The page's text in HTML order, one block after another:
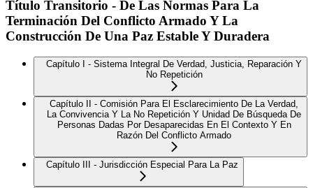
Título Transitorio - De Las Normas Para La
Terminación Del Conflicto Armado Y La
Construcción De Una Paz Estable Y Duradera
Capítulo I - Sistema Integral De Verdad, Justicia, Reparación Y
No Repetición
Capítulo II - Comisión Para El Esclarecimiento De La Verdad,
La Convivencia Y La No Repetición Y Unidad De Búsqueda De
Personas Dadas Por Desaparecidas En El Contexto Y En
Razón Del Conflicto Armado
Capítulo III - Jurisdicción Especial Para La Paz